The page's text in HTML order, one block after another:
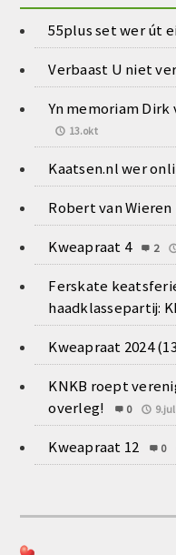
55plus set wer út
Verbaast U niet
Yn memoriam Dirk
13.okt
Kaatsen.nl wer
Robert van Wieren
Kweapraat 4 2
Ferskate
haadklassepartij:
Kweapraat 2024
KNKB roept
overleg!
0 9.jul
Kweapraat 12 0